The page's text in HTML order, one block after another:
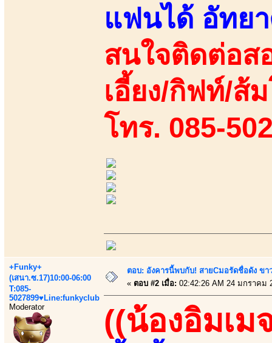
แฟนได้ อัทย
สนใจติดต่อส
เอี้ยง/กิฟท์/ส้
โทร. 085-
+Funky+
(เสนา.ซ.17)10:00-06:00
T:085-
5027899♥Line:funkyclub
Moderator
ตอบ: อังคารนี้พบกับ! สายCมอรัดชื่อดัง ขา
« ตอบ #2 เมื่อ: 02:42:26 AM 24 มกราคม
((น้องอิมเม